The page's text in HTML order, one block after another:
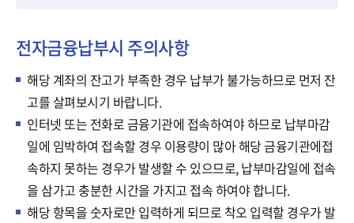
전자금융납부시 주의사항
해당 계좌의 잔고가 부족한 경우 납부가 불가능하므로 먼저 잔
고를 살펴보시기 바랍니다.
인터넷 또는 전화로 금융기관에 접속하여야 하므로 납부마감
일에 임박하여 접속할 경우 이용량이 많아 해당 금융기관에접
속하지 못하는 경우가 발생할 수 있으므로, 납부마감일에 접속
을 삼가고 충분한 시간을 가지고 접속 하여야 합니다.
해당 항목을 숫자로만 입력하게 되므로 착오 입력할 경우가 발